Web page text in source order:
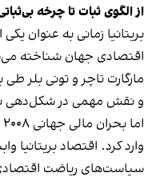
از الگوی ثبات تا چرخه
بریتانیا زمانی به عنوان
اقتصادی جهان شناخته
مارگارت تاچر و تونی بلر
و نقش مهمی در شکل‌دهی
وارد کرد. اقتصاد
سیاست‌های ریاضت